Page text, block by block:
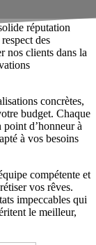
réputation
des
nos clients dans la
concrètes,
budget. Chaque
d’honneur à
à vos besoins
compétente et
vos rêves.
impeccables qui
le meilleur,